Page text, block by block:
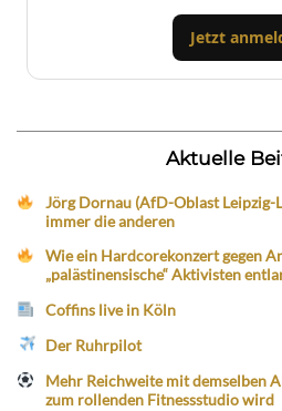
Jetzt
Aktuelle
Jörg Dornau (AfD-Oblast
immer die anderen
Wie ein Hardcorekonzert gegen
„palästinensische“ Aktivisten
Coffins live in Köln
Der Ruhrpilot
Mehr Reichweite mit demselben
zum rollenden Fitnessstudio wird